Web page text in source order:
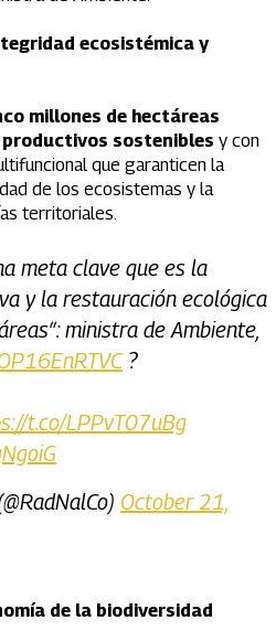
ecosistémica y
millones de hectáreas
sostenibles y con
que garanticen la
de los ecosistemas y la
territoriales.
meta clave que es la
y la restauración ecológica
ministra de Ambiente,
?
t.co/LPPvT07uBg
October 21,
de la biodiversidad